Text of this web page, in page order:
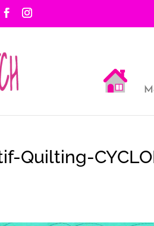
Quilting-